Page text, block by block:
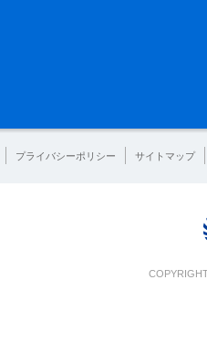
プライバシーポリシー サイトマップ